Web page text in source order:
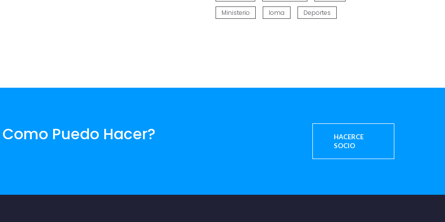
Ministerio Ioma Deportes
Puedo Hacer?
HACERCE
SOCIO